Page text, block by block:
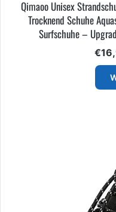
Qimaoo Unisex
Trocknend Schuhe
Surfschuhe –
€